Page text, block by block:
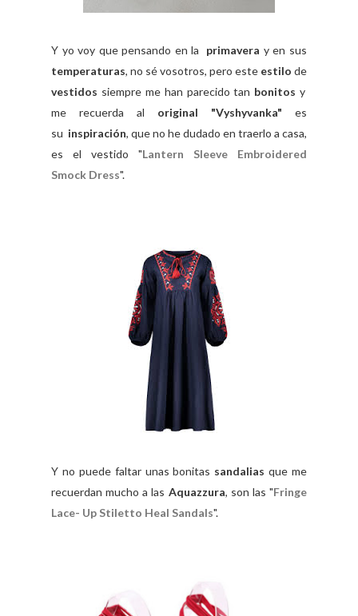
Y yo voy que pensando en la primavera y en sus
temperaturas, no sé vosotros, pero este estilo de
vestidos siempre me han parecido tan bonitosy
me recuerda al original "Vyshyvanka" es
su inspiración, que no he dudado en traerlo a casa,
es el vestido "Lantern Sleeve Embroidered
Smock Dress".
Y no puede faltar unas bonitas sandalias que me
recuerdan mucho a las Aquazzura, son las "Fringe
Lace- Up Stiletto Heal Sandals".